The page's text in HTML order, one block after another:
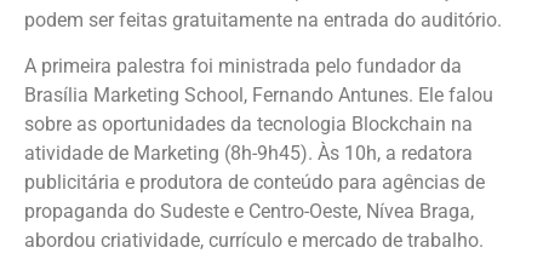
podem ser feitas gratuitamente na entrada do auditório.
A primeira palestra foi ministrada pelo fundador da
Brasília Marketing School, Fernando Antunes. Ele falou
sobre as oportunidades da tecnologia Blockchain na
atividade de Marketing (8h-9h45). Às 10h, a redatora
publicitária e produtora de conteúdo para agências de
propaganda do Sudeste e Centro-Oeste, Nívea Braga,
abordou criatividade, currículo e mercado de trabalho.